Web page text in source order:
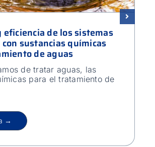
eficiencia de los sistemas
sustancias químicas
de aguas
de tratar aguas, las
para el tratamiento de
→